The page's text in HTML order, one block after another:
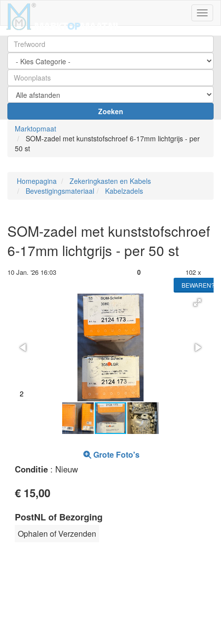
Zoeken
Marktopmaat
SOM-zadel met kunststofschroef 6-17mm lichtgrijs - per
50 st
Homepagina
Zekeringkasten en Kabels
Bevestigingsmateriaal
Kabelzadels
SOM-zadel met kunststofschroef
6-17mm lichtgrijs - per 50 st
10 Jan. '26 16:03 0 102 x
BEWAREN?
2
Grote Foto's
Conditie : Nieuw
€ 15,00
PostNL of Bezorging
Ophalen of Verzenden